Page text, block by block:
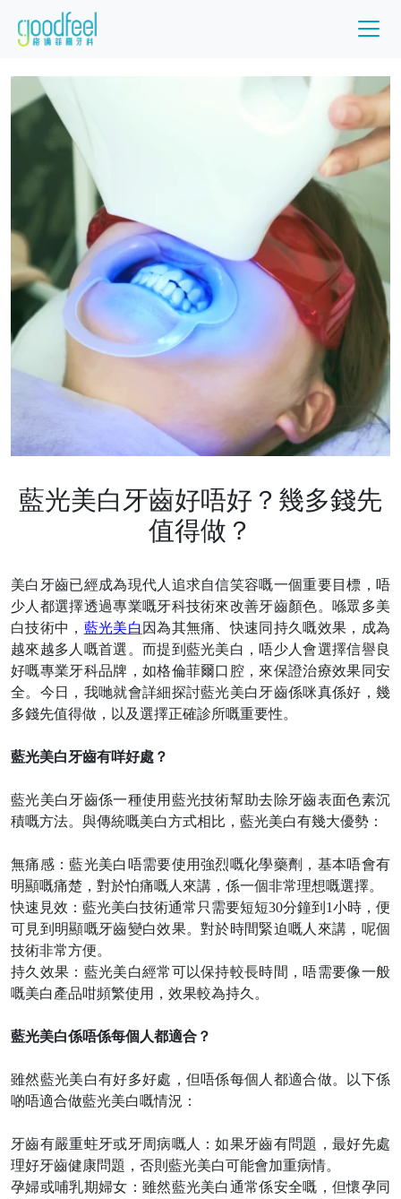
藍光美白牙齒好唔好？幾多錢先
值得做？
美白牙齒已經成為現代人追求自信笑容嘅一個重要目標，唔
少人都選擇透過專業嘅牙科技術來改善牙齒顏色。喺眾多美
白技術中， 藍光美白 因為其無痛、快速同持久嘅效果，成為
越來越多人嘅首選。而提到藍光美白，唔少人會選擇信譽良
好嘅專業牙科品牌，如格倫菲爾口腔，來保證治療效果同安
全。今日，我哋就會詳細探討藍光美白牙齒係咪真係好，幾
多錢先值得做，以及選擇正確診所嘅重要性。
藍光美白牙齒有咩好處？
藍光美白牙齒係一種使用藍光技術幫助去除牙齒表面色素沉
積嘅方法。與傳統嘅美白方式相比，藍光美白有幾大優勢：
無痛感：藍光美白唔需要使用強烈嘅化學藥劑，基本唔會有
明顯嘅痛楚，對於怕痛嘅人來講，係一個非常理想嘅選擇。
快速見效：藍光美白技術通常只需要短短30分鐘到1小時，便
可見到明顯嘅牙齒變白效果。對於時間緊迫嘅人來講，呢個
技術非常方便。
持久效果：藍光美白經常可以保持較長時間，唔需要像一般
嘅美白產品咁頻繁使用，效果較為持久。
藍光美白係唔係每個人都適合？
雖然藍光美白有好多好處，但唔係每個人都適合做。以下係
啲唔適合做藍光美白嘅情況：
牙齒有嚴重蛀牙或牙周病嘅人：如果牙齒有問題，最好先處
理好牙齒健康問題，否則藍光美白可能會加重病情。
孕婦或哺乳期婦女：雖然藍光美白通常係安全嘅，但懷孕同